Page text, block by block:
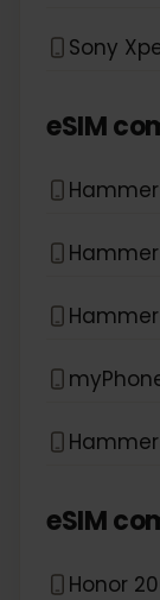
Sony
eSIM
Hammer
eSIM
Honor